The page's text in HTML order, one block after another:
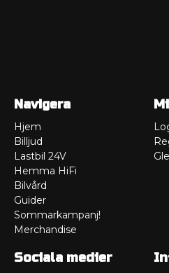
Navigera
Hjem
Billjud
Lastbil 24V
Hemma HiFi
Bilvård
Guider
Sommarkampanj!
Merchandise
Sociala medier